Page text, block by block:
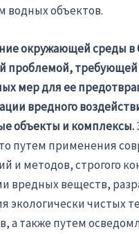
водных объектов.
окружающей среды в
проблемой,
мер для ее
вредного
объекты и комплексы.
путем применения
и методов, строгого
вредных веществ,
экологически чистых
а также путем